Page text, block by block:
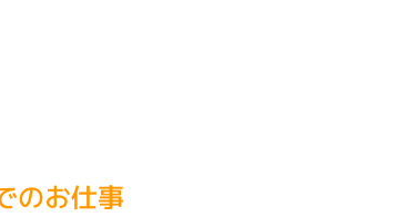
のお仕事